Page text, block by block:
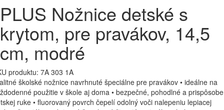
PLUS Nožnice detské s
krytom, pre pravákov, 14,5
cm, modré
produktu: 7A 303 1A
školské nožnice navrhnuté špeciálne pre pravákov • ideálne na
použitie v škole aj doma • bezpečné, pohodlné a
ruke • fluorovaný povrch čepelí odolný voči nalepeniu lepiacej